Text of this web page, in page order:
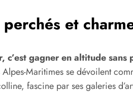
et
c’est gagner en altitude sans
Alpes-Maritimes se dévoilent
fascine par ses galeries